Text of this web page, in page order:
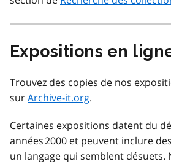
Expositions en
Trouvez des copies de nos
surArchive-it.org.
Certaines expositions datent du
années 2000 et peuvent inclure
un langage qui semblent désuets.